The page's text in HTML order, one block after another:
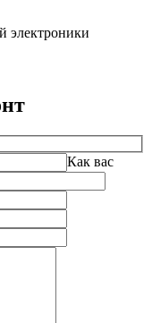
электроники
Как вас